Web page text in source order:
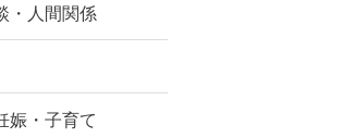
・人間関係
娠・子育て